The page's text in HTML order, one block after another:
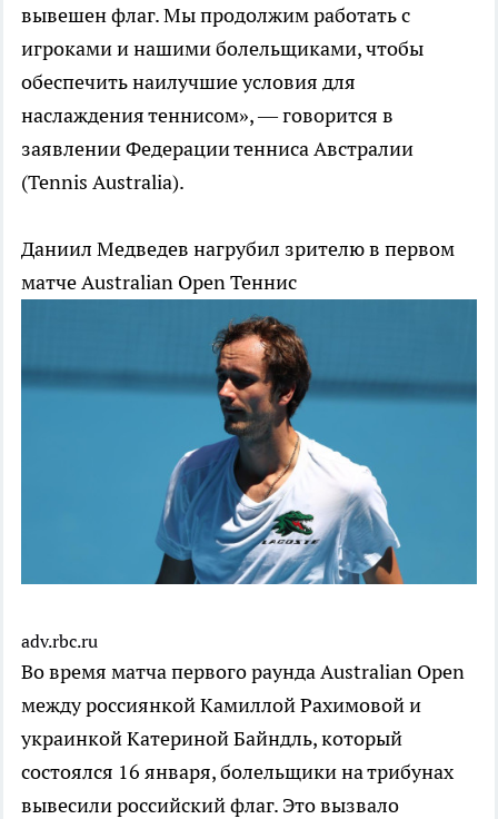
вывешен флаг. Мы продолжим работать с
игроками и нашими болельщиками, чтобы
обеспечить наилучшие условия для
наслаждения теннисом», — говорится в
заявлении Федерации тенниса Австралии
(Tennis Australia).
Даниил Медведев нагрубил зрителю в первом
матче Australian OpenТеннис
adv.rbc.ru
Во время матча первого раунда Australian Open
между россиянкой Камиллой Рахимовой и
украинкой Катериной Байндль, который
состоялся 16 января, болельщики на трибунах
вывесили российский флаг. Это вызвало